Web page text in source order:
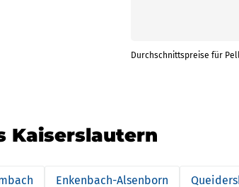
Durchschnittspreise für
Kaiserslautern
Enkenbach-Alsenborn